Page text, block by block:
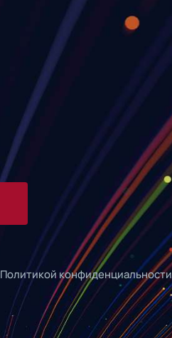
Политикой конфиденциальности